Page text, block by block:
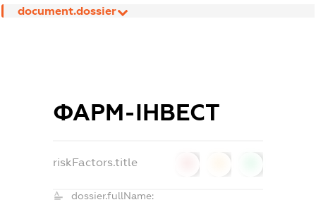
document.dossier
ФАРМ-ІНВЕСТ
riskFactors.title
dossier.fullName: